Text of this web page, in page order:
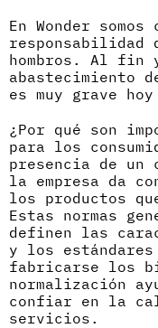
En Wonder
responsabilidad
hombros. Al fin
abastecimiento
es muy grave
¿Por qué son
para los
presencia de
la empresa da
los productos
Estas normas
definen las
y los estándares
fabricarse los
normalización
confiar en la
servicios.